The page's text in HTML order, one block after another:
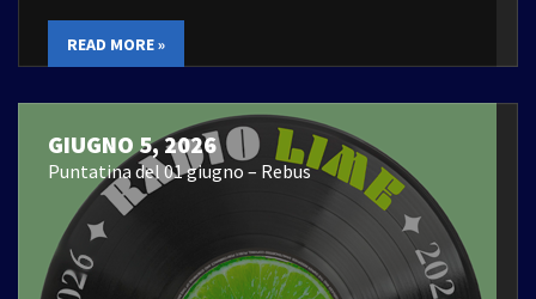
READ MORE »
GIUGNO 5, 2026
Puntatina del 01 giugno – Rebus